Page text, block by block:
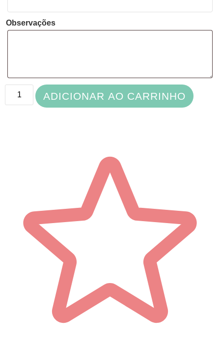
Observações
ADICIONAR AO CARRINHO